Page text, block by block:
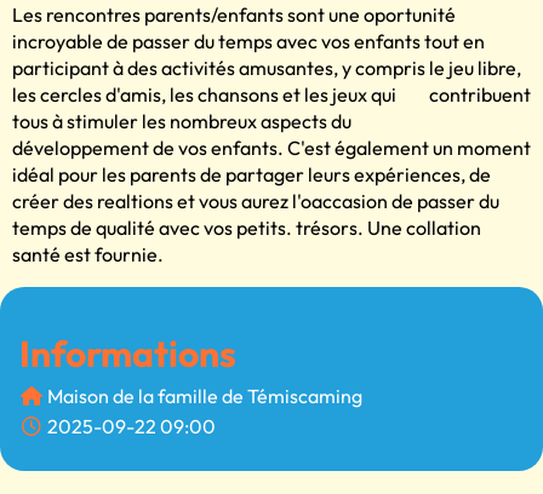
Les rencontres parents/enfants sont une oportunité
incroyable de passer du temps avec vos enfants tout en
participant à des activités amusantes, ycompris le jeu libre,
les cercles d'amis, les chansons et les jeux qui
contribuent
tous à stimuler les nombreux aspects du
développement de vos enfants. C'est également un moment
idéal pour les parents de partager leurs expériences, de
créer des realtions et vous aurez l'oaccasion de passer du
temps de qualité avec vos petits. trésors. Une collation
santé est fournie.
Informations
Maison de la famille de Témiscaming
2025-09-22 09:00